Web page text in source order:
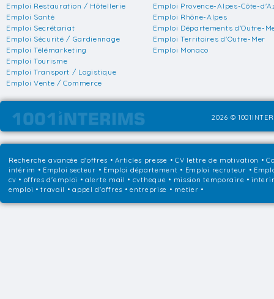
Emploi Restauration / Hôtellerie
Emploi Santé
Emploi Secrétariat
Emploi Sécurité / Gardiennage
Emploi Télémarketing
Emploi Tourisme
Emploi Transport / Logistique
Emploi Vente / Commerce
Emploi Provence-Alpes-Côte-
Emploi Rhône-Alpes
Emploi Départements d'Outre-
Emploi Territoires d'Outre-Mer
Emploi Monaco
2026 ©
Recherche avancée d'offres •Articles presse • CV lettre de motivation •
intérim • Emploi secteur • Emploi département • Emploi recruteur •
cv • offres d'emploi • alerte mail • cvtheque • mission temporaire •
emploi • travail • appel d'offres • entreprise • metier •